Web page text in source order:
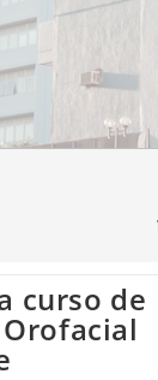
curso de